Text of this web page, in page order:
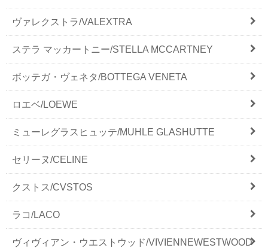
ヴァレクストラ/VALEXTRA
ステラ マッカートニー/STELLA MCCARTNEY
ボッテガ・ヴェネタ/BOTTEGA VENETA
ロエベ/LOEWE
ミューレグラスヒュッテ/MUHLE GLASHUTTE
セリーヌ/CELINE
クストス/CVSTOS
ラコ/LACO
ヴィヴィアン・ウエストウッド/VIVIENNEWESTWOOD